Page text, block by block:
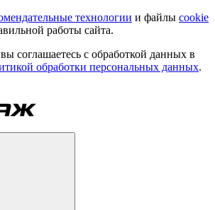
технологии и файлы cookie
работы сайта.
соглашаетесь с обработкой данных в
обработки персональных данных.